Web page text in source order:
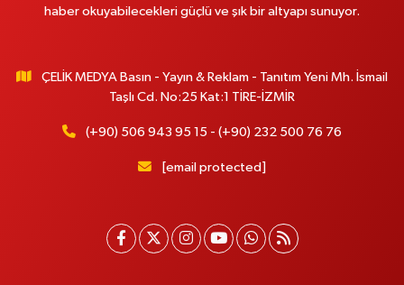
haber okuyabilecekleri güçlü ve şık bir altyapı sunuyor.
ÇELİK MEDYA Basın - Yayın & Reklam - Tanıtım Yeni Mh. İsmail
Taşlı Cd. No:25 Kat:1 TİRE-İZMİR
(+90) 506 943 95 15 - (+90) 232 500 76 76
[email protected]